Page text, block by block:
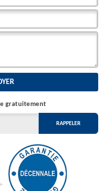
gratuitement